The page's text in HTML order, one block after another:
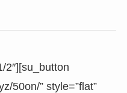
2″][su_button
50on/” style=”flat”